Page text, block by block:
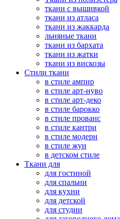
ткани с вышивкой
ткани из атласа
ткани из жаккарда
льняные ткани
ткани из бархата
ткани из жатки
ткани из вискозы
Стили ткани
в стиле ампир
в стиле арт-нуво
в стиле арт-деко
в стиле барокко
в стиле прованс
в стиле кантри
в стиле модерн
в стиле жуи
в детском стиле
Ткани для
для гостиной
для спальни
для кухни
для детской
для студии